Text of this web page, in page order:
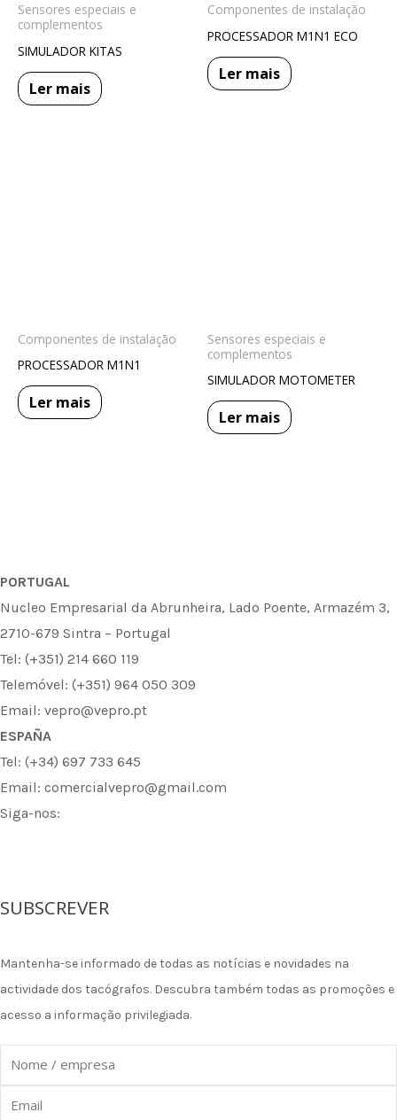
Sensores especiais e
complementos
SIMULADOR KITAS
Ler mais
Componentes de instalação
PROCESSADOR M1N1 ECO
Ler mais
Componentes de instalação
PROCESSADOR M1N1
Ler mais
Sensores especiais e
complementos
SIMULADOR MOTOMETER
Ler mais
PORTUGAL
Nucleo Empresarial da Abrunheira, Lado Poente, Armazém 3,
2710-679 Sintra – Portugal
Tel: (+351) 214 660 119
Telemóvel: (+351) 964 050 309
Email: vepro@vepro.pt
ESPAÑA
Tel: (+34) 697 733 645
Email: comercialvepro@gmail.com
Siga-nos:
a
c
e
b
o
n
s
t
a
g
n
k
e
d
SUBSCREVER
Mantenha-se informado de todas as notícias e novidades na
actividade dos tacógrafos. Descubra também todas as promoções e
acesso a informação privilegiada.
Nome